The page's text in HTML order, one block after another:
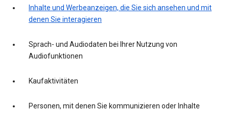
Inhalte und Werbeanzeigen, die Sie sich ansehen und mit
denen Sie interagieren
Sprach- und Audiodaten bei Ihrer Nutzung von
Audiofunktionen
Kaufaktivitäten
Personen, mit denen Sie kommunizieren oder Inhalte